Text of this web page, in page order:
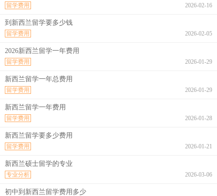
2026-02-16
留学费用
到新西兰留学要多少钱
2026-02-05
留学费用
2026新西兰留学一年费用
2026-01-29
留学费用
新西兰留学一年总费用
2026-01-29
留学费用
新西兰留学一年费用
2026-01-28
留学费用
新西兰留学要多少费用
2026-01-21
留学费用
新西兰硕士留学的专业
2026-03-06
专业分析
初中到新西兰留学费用多少